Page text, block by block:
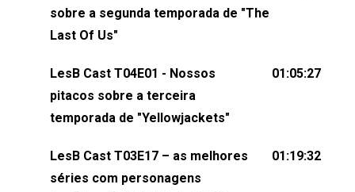
sociais:Twitter: ⁠⁠⁠⁠@lesbout_br⁠⁠⁠⁠ Instagram: ⁠⁠⁠⁠@lesbout_br⁠⁠⁠⁠
(⁠⁠⁠⁠⁠⁠@KarolenPassos⁠⁠⁠⁠⁠⁠)Participação de Bruna Fentanes
(⁠⁠⁠⁠@brunarfentanes⁠⁠⁠⁠) e Pollyelly FlorêncioEdição de
Naiady Machado
sobre a segunda temporada de "The
Last Of Us"
LesB Cast T04E01 - Nossos
pitacos sobre a terceira
temporada de "Yellowjackets"
01:05:27
LesB Cast T03E17 – as melhores
séries com personagens
01:19:32